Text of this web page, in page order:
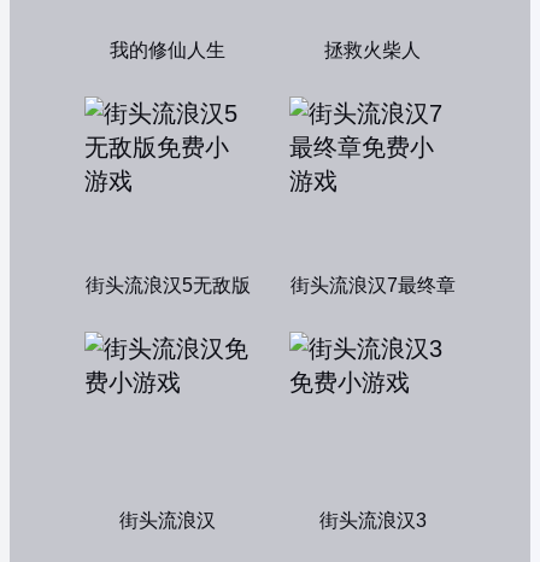
我的修仙人生 拯救火柴人
街头流浪汉5无敌版 街头流浪汉7最终章
街头流浪汉 街头流浪汉3